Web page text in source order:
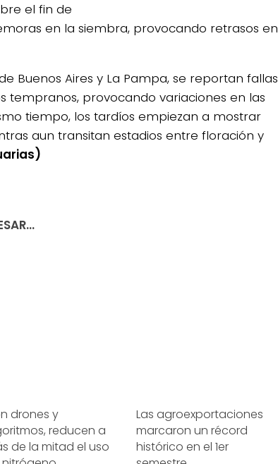
el fin de
en la siembra, provocando retrasos en
Buenos Aires y La Pampa, se reportan fallas
tempranos, provocando variaciones en las
tiempo, los tardíos empiezan a mostrar
aun transitan estadios entre floración y
drones y
reducen a
de la mitad el uso
Las agroexportaciones
marcaron un récord
histórico en el 1er